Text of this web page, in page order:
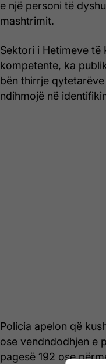
e një personi të
mashtrimit.
Sektori i Hetimeve
kompetente, ka
bën thirrje
ndihmojë në
Policia apelon që
ose vendndodhjen e
pagesë 192 ose